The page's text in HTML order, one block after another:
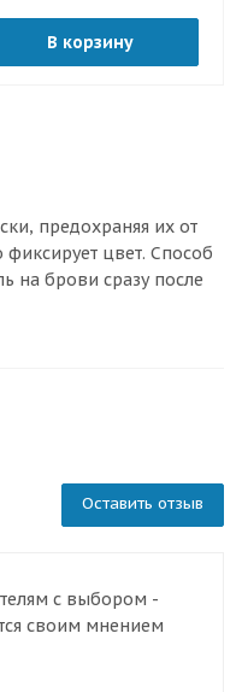
В корзину
предохраняя их от
цвет. Способ
на брови сразу после
Оставить отзыв
с выбором -
своим мнением